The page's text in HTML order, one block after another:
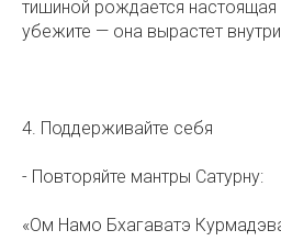
тишиной рождается
убежите — она вырастет
4. Поддерживайте себя
- Повторяйте мантры Сатурну:
«Ом Намо Бхагаватэ